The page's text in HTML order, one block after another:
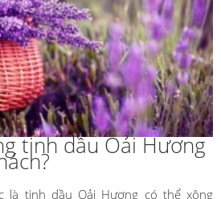
tinh dầu Oải Hương
là tinh dầu Oải Hương có thể xông